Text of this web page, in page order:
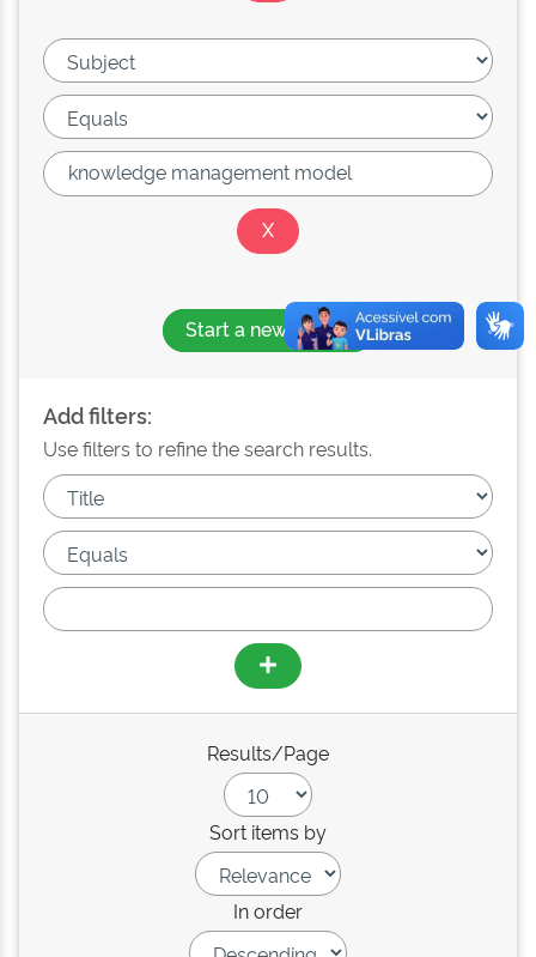
Start a new search
Add filters:
Use filters to refine the search results.
Results/Page
Sort items by
In order